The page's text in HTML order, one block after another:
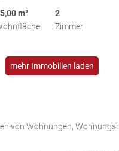
m²
2
Zimmer
mehr Immobilien laden
von Wohnungen,